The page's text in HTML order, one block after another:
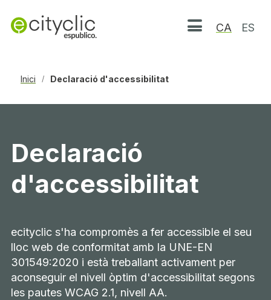
Obrir menú
CA ES
Inici / Declaració d'accessibilitat
Declaració
d'accessibilitat
ecityclic s'ha compromès a fer accessible el seu
lloc web de conformitat amb la UNE-EN
301549:2020 i està treballant activament per
aconseguir el nivell òptim d'accessibilitat segons
les pautes WCAG 2.1, nivell AA.